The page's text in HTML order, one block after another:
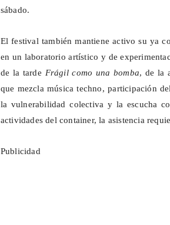
sábado.
El festival también mantiene activo su ya
en un laboratorio artístico y de
de la tarde Frágil como una bomba, de la
que mezcla música techno, participación
la vulnerabilidad colectiva y la escucha
actividades del container, la asistencia
Publicidad